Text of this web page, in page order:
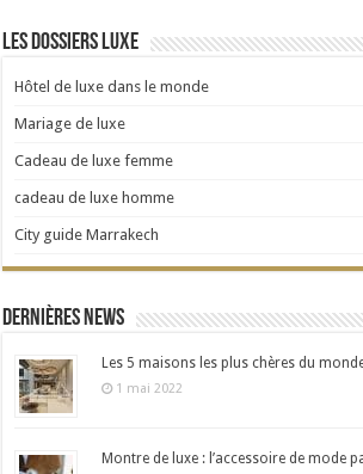
Les dossiers Luxe
Hôtel de luxe dans le monde
Mariage de luxe
Cadeau de luxe femme
cadeau de luxe homme
City guide Marrakech
Dernières news
Les 5 maisons les plus chères du
1 mai 2022
Montre de luxe : l’accessoire de mode